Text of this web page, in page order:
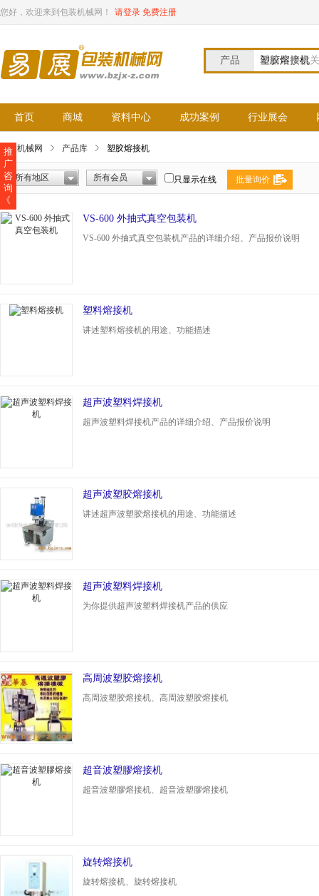
您好，欢迎来到包装机械网！ 请登录 免费注册
产品 请输入搜索
首页 商城 资料中心 成功案例 行业展会
包装机械网 产品库 塑胶熔接机
所有地区 所有会员 只显示在线 批量询价
VS-600 外抽式真空包装机
VS-600 外抽式真空包装机产品的详细介绍、产品报价说明
塑料熔接机
讲述塑料熔接机的用途、功能描述
超声波塑料焊接机
超声波塑料焊接机产品的详细介绍、产品报价说明
超声波塑胶熔接机
讲述超声波塑胶熔接机的用途、功能描述
超声波塑料焊接机
为你提供超声波塑料焊接机产品的供应
高周波塑胶熔接机
高周波塑胶熔接机、高周波塑胶熔接机
超音波塑膠熔接机
超音波塑膠熔接机、超音波塑膠熔接机
旋转熔接机
旋转熔接机、旋转熔接机
推
广
咨
询
《